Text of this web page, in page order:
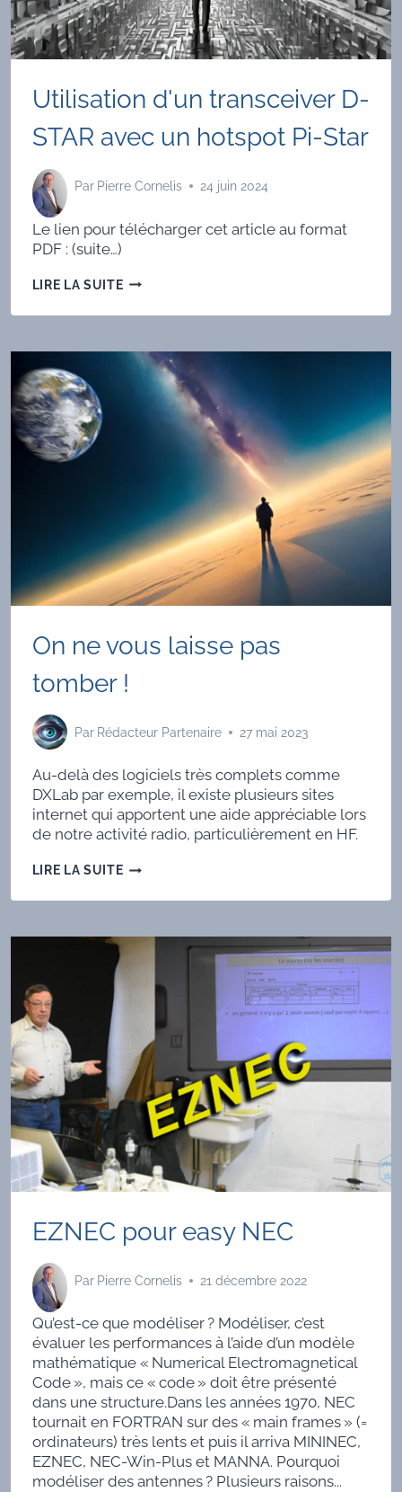
Utilisation d'un transceiver D-
STAR avec un hotspot Pi-Star
Par Pierre Cornelis 24 juin 2024
Le lien pour télécharger cet article au format
PDF : (suite…)
LIRE LA SUITEUTILISATION
TRANSCEIVER
AVEC
HOTSPOT
On ne vous laisse pas
tomber !
Par Rédacteur Partenaire 27 mai 2023
Au-delà des logiciels très complets comme
DXLab par exemple, il existe plusieurs sites
internet qui apportent une aide appréciable lors
de notre activité radio, particulièrement en HF.
LIRE LA SUITEON
VOUS
TOMBER
EZNEC pour easy NEC
Par Pierre Cornelis 21 décembre 2022
Qu’est-ce que modéliser ? Modéliser, c’est
évaluer les performances à l’aide d’un modèle
mathématique « Numerical Electromagnetical
Code », mais ce « code » doit être présenté
dans une structure.Dans les années 1970, NEC
tournait en FORTRAN sur des « main frames » (=
ordinateurs) très lents et puis il arriva MININEC,
EZNEC, NEC-Win-Plus et MANNA. Pourquoi
modéliser des antennes ? Plusieurs raisons...